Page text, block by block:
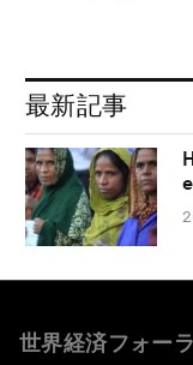
最新記事
世界経済フォー